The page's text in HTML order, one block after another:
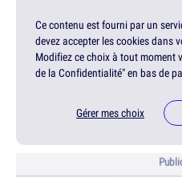
Ce contenu est fourni par un
devez accepter les cookies dans
Modifiez ce choix à tout moment
de la Confidentialité" en bas de
Gérer mes choix